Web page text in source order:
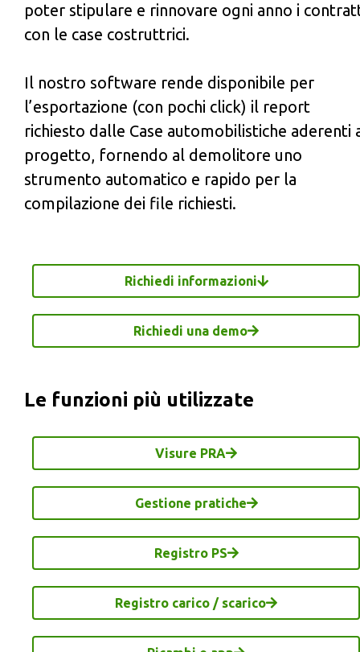
poter stipulare e rinnovare ogni anno i
con le case costruttrici.
Il nostro software rende disponibile per
l’esportazione (con pochi click) il report
richiesto dalle Case automobilistiche aderenti
progetto, fornendo al demolitore uno
strumento automatico e rapido per la
compilazione dei file richiesti.
Richiedi informazioni
Richiedi una demo
Le funzioni più utilizzate
Visure PRA
Gestione pratiche
Registro PS
Registro carico / scarico